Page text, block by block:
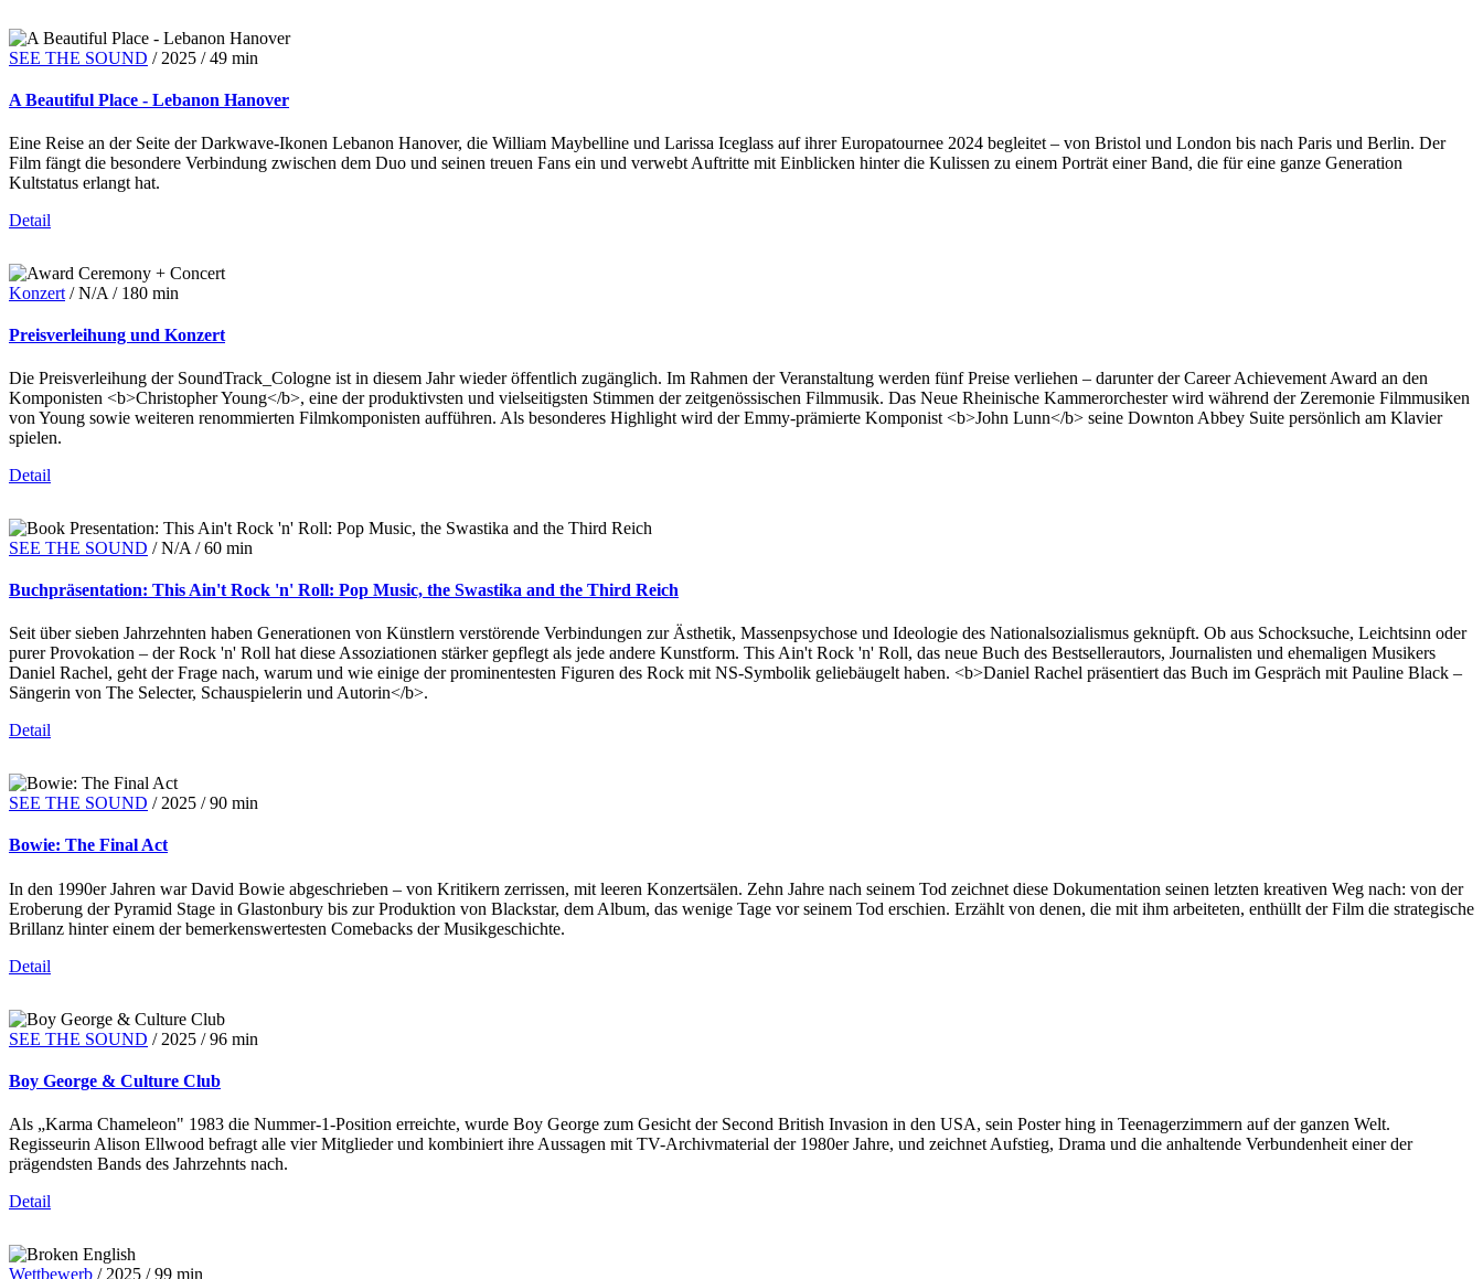
SEE THE SOUND /2025 /49 min
A Beautiful Place - Lebanon Hanover
Eine Reise an der Seite der Darkwave-Ikonen Lebanon Hanover, die William Maybelline und Larissa Iceglass auf ihrer Europatournee 2024 begleitet – von Bristol und London bis nach Paris und Berlin. Der
Film fängt die besondere Verbindung zwischen dem Duo und seinen treuen Fans ein und verwebt Auftritte mit Einblicken hinter die Kulissen zu einem Porträt einer Band, die für eine ganze Generation
Kultstatus erlangt hat.
Detail
Konzert /N/A /180 min
Preisverleihung und Konzert
Die Preisverleihung der SoundTrack_Cologne ist in diesem Jahr wieder öffentlich zugänglich. Im Rahmen der Veranstaltung werden fünf Preise verliehen – darunter der Career Achievement Award an den
Komponisten <b>Christopher Young</b>, eine der produktivsten und vielseitigsten Stimmen der zeitgenössischen Filmmusik. Das Neue Rheinische Kammerorchester wird während der Zeremonie Filmmusiken
von Young sowie weiteren renommierten Filmkomponisten aufführen. Als besonderes Highlight wird der Emmy-prämierte Komponist <b>John Lunn</b> seine Downton Abbey Suite persönlich am Klavier
spielen.
Detail
SEE THE SOUND /N/A /60 min
Buchpräsentation: This Ain't Rock 'n' Roll: Pop Music, the Swastika and the Third Reich
Seit über sieben Jahrzehnten haben Generationen von Künstlern verstörende Verbindungen zur Ästhetik, Massenpsychose und Ideologie des Nationalsozialismus geknüpft. Ob aus Schocksuche, Leichtsinn oder
purer Provokation – der Rock 'n' Roll hat diese Assoziationen stärker gepflegt als jede andere Kunstform. This Ain't Rock 'n' Roll, das neue Buch des Bestsellerautors, Journalisten und ehemaligen Musikers
Daniel Rachel, geht der Frage nach, warum und wie einige der prominentesten Figuren des Rock mit NS-Symbolik geliebäugelt haben. <b>Daniel Rachel präsentiert das Buch im Gespräch mit Pauline Black –
Sängerin von The Selecter, Schauspielerin und Autorin</b>.
Detail
SEE THE SOUND /2025 /90 min
Bowie: The Final Act
In den 1990er Jahren war David Bowie abgeschrieben – von Kritikern zerrissen, mit leeren Konzertsälen. Zehn Jahre nach seinem Tod zeichnet diese Dokumentation seinen letzten kreativen Weg nach: von der
Eroberung der Pyramid Stage in Glastonbury bis zur Produktion von Blackstar, dem Album, das wenige Tage vor seinem Tod erschien. Erzählt von denen, die mit ihm arbeiteten, enthüllt der Film die strategische
Brillanz hinter einem der bemerkenswertesten Comebacks der Musikgeschichte.
Detail
SEE THE SOUND /2025 /96 min
Boy George & Culture Club
Als „Karma Chameleon" 1983 die Nummer-1-Position erreichte, wurde Boy George zum Gesicht der Second British Invasion in den USA, sein Poster hing in Teenagerzimmern auf der ganzen Welt.
Regisseurin Alison Ellwood befragt alle vier Mitglieder und kombiniert ihre Aussagen mit TV-Archivmaterial der 1980er Jahre, und zeichnet Aufstieg, Drama und die anhaltende Verbundenheit einer der
prägendsten Bands des Jahrzehnts nach.
Detail
Wettbewerb /2025 /99 min